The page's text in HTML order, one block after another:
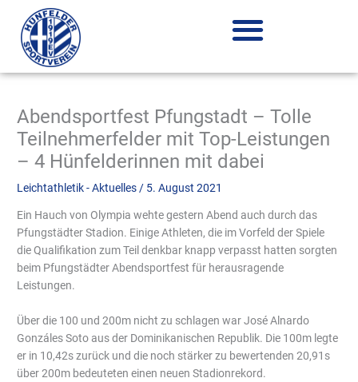
Inhalt
springen
Abendsportfest Pfungstadt – Tolle
Teilnehmerfelder mit Top-Leistungen
– 4 Hünfelderinnen mit dabei
Leichtathletik - Aktuelles / 5. August 2021
Ein Hauch von Olympia wehte gestern Abend auch durch das
Pfungstädter Stadion. Einige Athleten, die im Vorfeld der Spiele
die Qualifikation zum Teil denkbar knapp verpasst hatten sorgten
beim Pfungstädter Abendsportfest für herausragende
Leistungen.
Über die 100 und 200m nicht zu schlagen war José Alnardo
Gonzáles Soto aus der Dominikanischen Republik. Die 100m legte
er in 10,42s zurück und die noch stärker zu bewertenden 20,91s
über 200m bedeuteten einen neuen Stadionrekord.